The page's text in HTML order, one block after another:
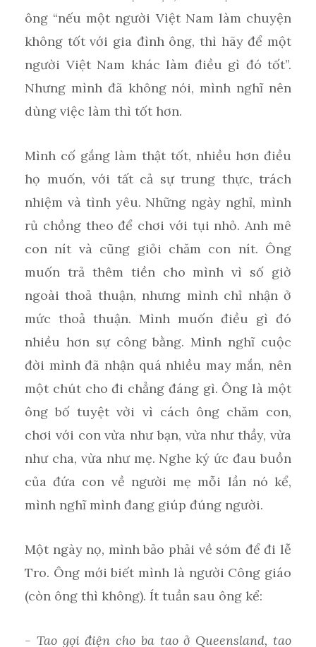
ông “nếu một người Việt Nam làm chuyện
không tốt với gia đình ông, thì hãy để một
người Việt Nam khác làm điều gì đó tốt”.
Nhưng mình đã không nói, mình nghĩ nên
dùng việc làm thì tốt hơn.
Mình cố gắng làm thật tốt, nhiều hơn điều
họ muốn, với tất cả sự trung thực, trách
nhiệm và tình yêu. Những ngày nghỉ, mình
rủ chồng theo để chơi với tụi nhỏ. Anh mê
con nít và cũng giỏi chăm con nít. Ông
muốn trả thêm tiền cho mình vì số giờ
ngoài thoả thuận, nhưng mình chỉ nhận ở
mức thoả thuận. Mình muốn điều gì đó
nhiều hơn sự công bằng. Mình nghĩ cuộc
đời mình đã nhận quá nhiều may mắn, nên
một chút cho đi chẳng đáng gì. Ông là một
ông bố tuyệt vời vì cách ông chăm con,
chơi với con vừa như bạn, vừa như thầy, vừa
như cha, vừa như mẹ. Nghe ký ức đau buồn
của đứa con về người mẹ mỗi lần nó kể,
mình nghĩ mình đang giúp đúng người.
Một ngày nọ, mình bảo phải về sớm để đi lễ
Tro. Ông mới biết mình là người Công giáo
(còn ông thì không). Ít tuần sau ông kể:
- Tao gọi điện cho ba tao ở Queensland, tao